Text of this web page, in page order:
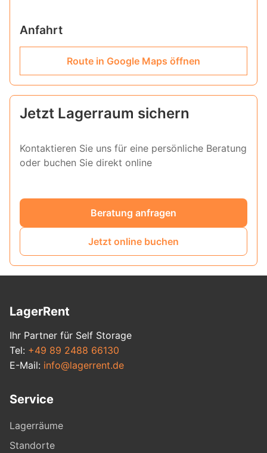
Anfahrt
Route in Google Maps öffnen
Jetzt Lagerraum sichern
Kontaktieren Sie uns für eine persönliche Beratung
oder buchen Sie direkt online
Beratung anfragen
Jetzt online buchen
LagerRent
Ihr Partner für Self Storage
Tel: +49 89 2488 66130
E-Mail: info@lagerrent.de
Service
Lagerräume
Standorte